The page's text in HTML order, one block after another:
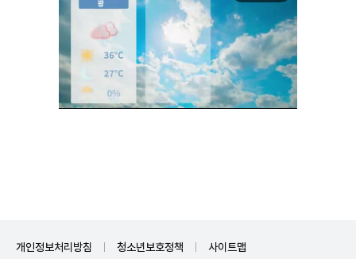
개인정보처리방침 청소년보호정책 사이트맵